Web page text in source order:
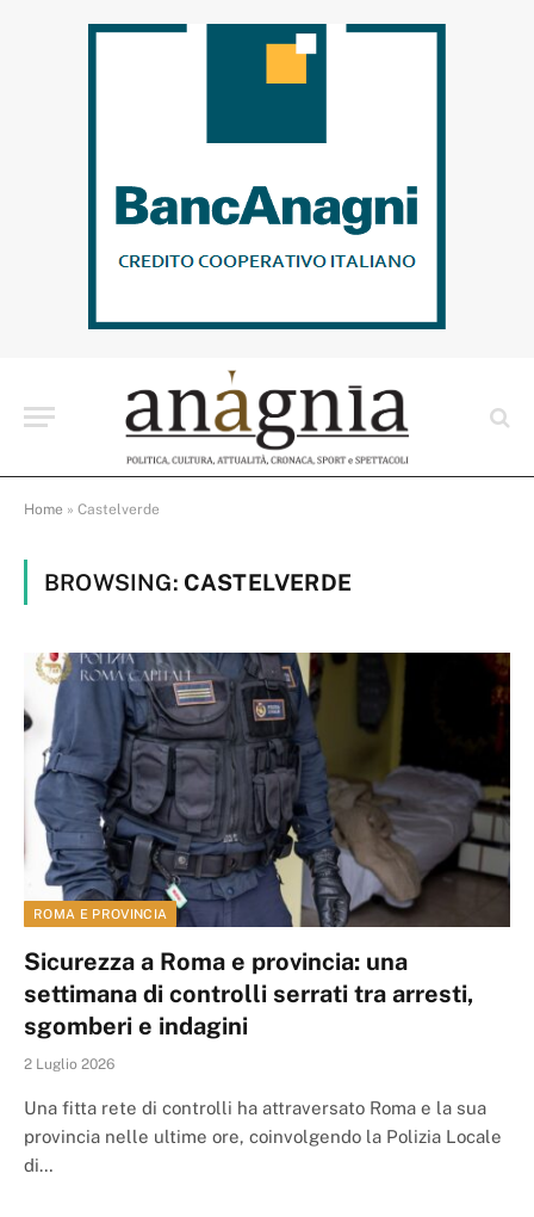
Home » Castelverde
BROWSING: CASTELVERDE
ROMA E PROVINCIA
Sicurezza a Roma e provincia: una
settimana di controlli serrati tra arresti,
sgomberi e indagini
2 Luglio 2026
Una fitta rete di controlli ha attraversato Roma e la sua
provincia nelle ultime ore, coinvolgendo la Polizia Locale
di…